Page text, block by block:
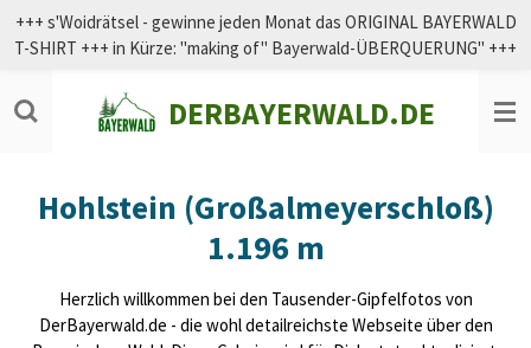
Zum
Hauptinhalt
DERBAYERWALD.DE
+++ s'Woidrätsel - gewinne jeden Monat das ORIGINAL BAYERWALD
T-SHIRT +++ in Kürze: "making of" Bayerwald-ÜBERQUERUNG" +++
Hohlstein (Großalmeyerschloß)
1.196 m
Herzlich willkommen bei den Tausender-Gipfelfotos von
DerBayerwald.de - die wohl detailreichste Webseite über den